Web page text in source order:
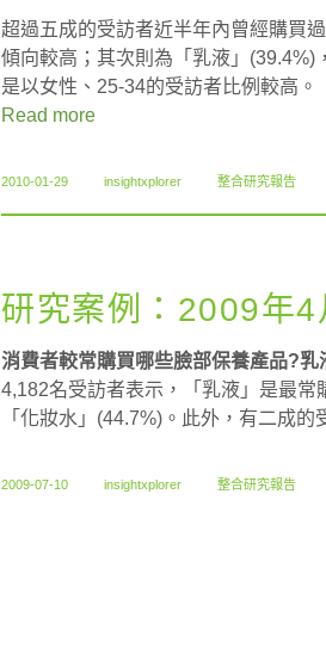
超過五成的受訪者近半年內曾經購買
傾向較高；其次則為「乳液」(39.4%)
是以女性、25-34的受訪者比例較高。
Read more
2010-01-29 insightxplorer 整合研究報告
研究案例：2009年
消費者較常購買哪些臉部保養產品?乳
4,182名受訪者表示，「乳液」是最
「化妝水」(44.7%)。此外，有二成
2009-07-10 insightxplorer 整合研究報告